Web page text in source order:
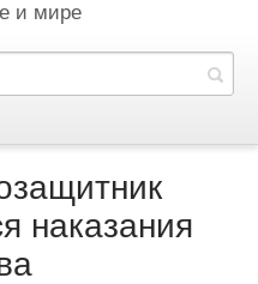
и мире
наказания